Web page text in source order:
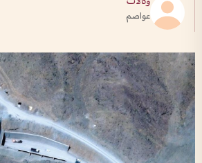
عواصم